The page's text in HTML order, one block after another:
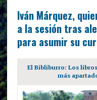
Iván Márquez,
a la sesión tras
para asumir su
El Bibliburro: Los
más